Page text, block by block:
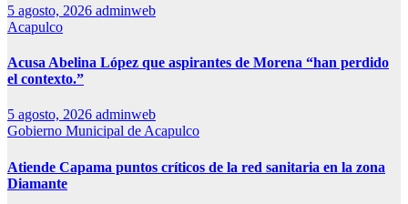
5 agosto, 2026 adminweb
Acapulco
Acusa Abelina López que aspirantes de Morena “han perdido
el contexto.”
5 agosto, 2026 adminweb
Gobierno Municipal de Acapulco
Atiende Capama puntos críticos de la red sanitaria en la zona
Diamante